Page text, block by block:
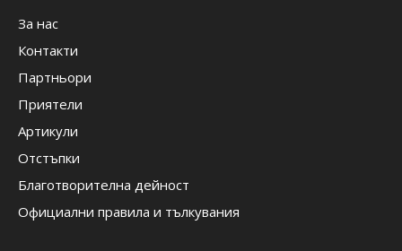
За нас
Контакти
Партньори
Приятели
Артикули
Отстъпки
Благотворителна дейност
Официални правила и тълкувания